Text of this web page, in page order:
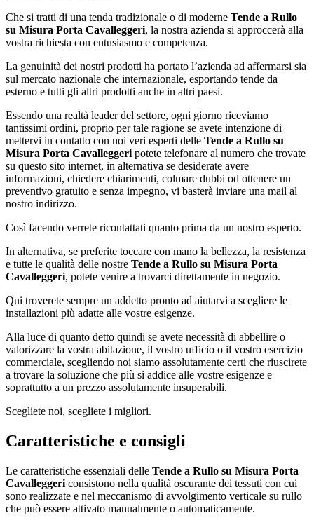
Che si tratti di una tenda tradizionale o di moderne Tende a Rullo
su Misura Porta Cavalleggeri, la nostra azienda si approccerà alla
vostra richiesta con entusiasmo e competenza.
La genuinità dei nostri prodotti ha portato l’azienda ad affermarsi sia
sul mercato nazionale che internazionale, esportando tende da
esterno e tutti gli altri prodotti anche in altri paesi.
Essendo una realtà leader del settore, ogni giorno riceviamo
tantissimi ordini, proprio per tale ragione se avete intenzione di
mettervi in contatto con noi veri esperti delle Tende a Rullo su
Misura Porta Cavalleggeri potete telefonare al numero che trovate
su questo sito internet, in alternativa se desiderate avere
informazioni, chiedere chiarimenti, colmare dubbi od ottenere un
preventivo gratuito e senza impegno, vi basterà inviare una mail al
nostro indirizzo.
Così facendo verrete ricontattati quanto prima da un nostro esperto.
In alternativa, se preferite toccare con mano la bellezza, la resistenza
e tutte le qualità delle nostre Tende a Rullo su Misura Porta
Cavalleggeri, potete venire a trovarci direttamente in negozio.
Qui troverete sempre un addetto pronto ad aiutarvi a scegliere le
installazioni più adatte alle vostre esigenze.
Alla luce di quanto detto quindi se avete necessità di abbellire o
valorizzare la vostra abitazione, il vostro ufficio o il vostro esercizio
commerciale, scegliendo noi siamo assolutamente certi che riuscirete
a trovare la soluzione che più si addice alle vostre esigenze e
soprattutto a un prezzo assolutamente insuperabili.
Scegliete noi, scegliete i migliori.
Caratteristiche e consigli
Le caratteristiche essenziali delle Tende a Rullo su Misura Porta
Cavalleggeri consistono nella qualità oscurante dei tessuti con cui
sono realizzate e nel meccanismo di avvolgimento verticale su rullo
che può essere attivato manualmente o automaticamente.